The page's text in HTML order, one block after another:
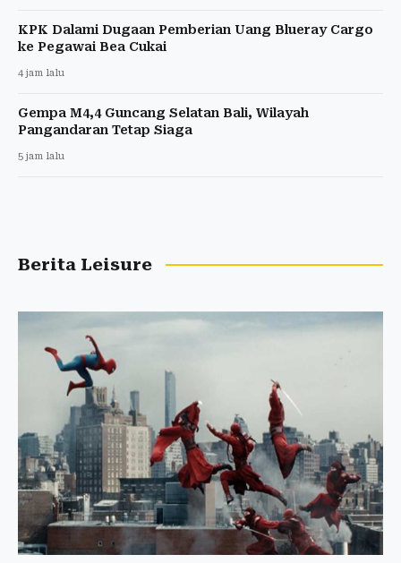
KPK Dalami Dugaan Pemberian Uang Blueray Cargo
ke Pegawai Bea Cukai
4 jam lalu
Gempa M4,4 Guncang Selatan Bali, Wilayah
Pangandaran Tetap Siaga
5 jam lalu
Berita Leisure